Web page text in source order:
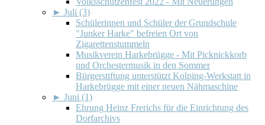
► Juli (3)
Schülerinnen und Schüler der Grundschule
"Junker Harke" befreien Ort von
Zigarettenstummeln
Musikverein Harkebrügge - Mit Picknickkorb
und Orchestermusik in den Sommer
Bürgerstiftung unterstützt Kolping-Werkstatt in
Harkebrügge mit einer neuen Nähmaschine
► Juni (1)
Ehrung Heinz Frerichs für die Einrichtung des
Dorfarchivs